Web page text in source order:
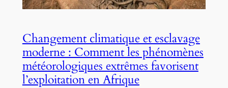
Changement climatique et esclavage
moderne : Comment les phénomènes
météorologiques extrêmes favorisent
l’exploitation en Afrique